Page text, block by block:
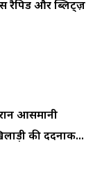
रैपिड और ब्लिट्ज़
आसमानी
की दर्दनाक...